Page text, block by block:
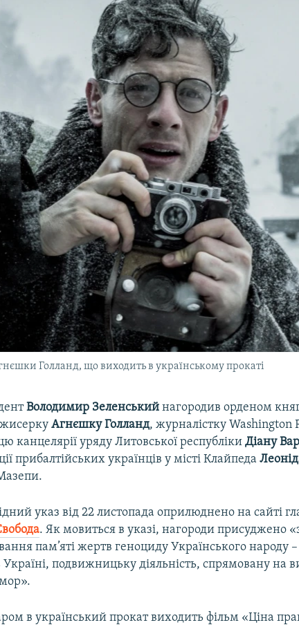
Голланд, що виходить в українському прокаті
Володимир Зеленський нагородив орденом
Агнєшку Голланд, журналістку Washington
канцелярії уряду Литовської республікиДіану
прибалтійських українців у місті Клайпеда
указ від 22 листопада оприлюднено на сайті
. Як мовиться в указі, нагороди присуджено
пам’яті жертв геноциду Українського народу –
Україні, подвижницьку діяльність, спрямовану на
в український прокат виходить фільм «Ціна